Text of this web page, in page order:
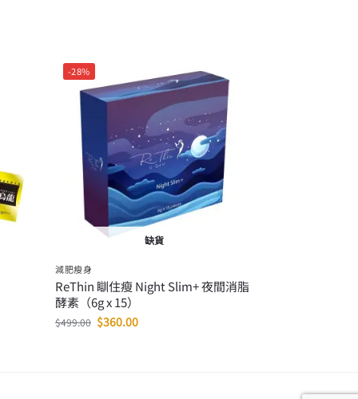
-28%
缺貨
減肥瘦身
ReThin 瞓住瘦 Night Slim+ 夜間消脂
酵素（6g x 15）
$499.00 $360.00